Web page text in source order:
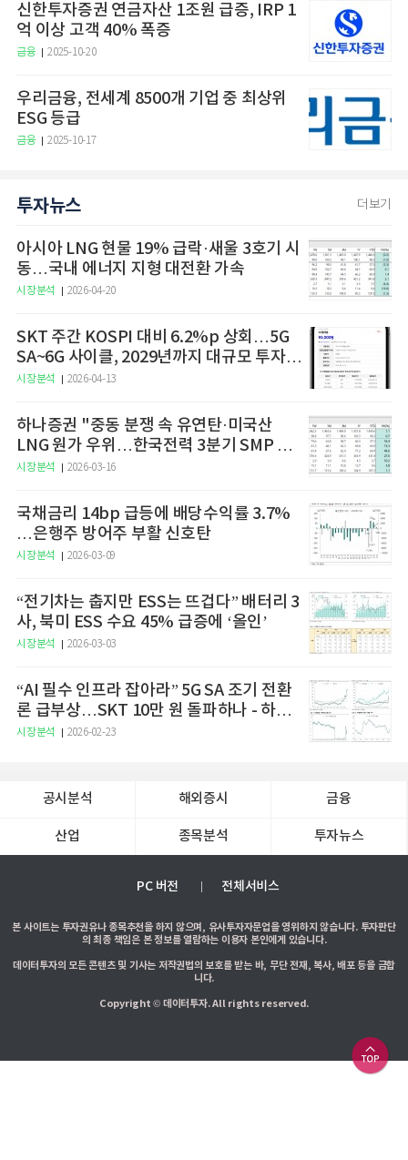
신한투자증권 연금자산 1조원 급증, IRP 1
억 이상 고객 40% 폭증
금융 2025-10-20
우리금융, 전세계 8500개 기업 중 최상위
ESG 등급
금융 2025-10-17
투자뉴스 더보기
아시아 LNG 현물 19% 급락·새울 3호기 시
동…국내 에너지 지형 대전환 가속
시장분석 2026-04-20
SKT 주간 KOSPI 대비 6.2%p 상회…5G
SA~6G 사이클, 2029년까지 대규모 투자
예고
시장분석 2026-04-13
하나증권 "중동 분쟁 속 유연탄·미국산
LNG 원가 우위…한국전력 3분기 SMP 상
승 전망"
시장분석 2026-03-16
국채금리 14bp 급등에 배당수익률 3.7%
…은행주 방어주 부활 신호탄
시장분석 2026-03-09
“전기차는 춥지만 ESS는 뜨겁다” 배터리 3
사, 북미 ESS 수요 45% 급증에 ‘올인’
시장분석 2026-03-03
“AI 필수 인프라 잡아라” 5G SA 조기 전환
론 급부상…SKT 10만 원 돌파하나 - 하나
증권
시장분석 2026-02-23
공시분석 해외증시 금융
산업 종목분석 투자뉴스
PC 버전 전체서비스
본 사이트는 투자권유나 종목추천을 하지 않으며, 유사투자자문업을 영위하지 않습니다. 투자판단
의 최종 책임은 본 정보를 열람하는 이용자 본인에게 있습니다.
데이터투자의 모든 콘텐츠 및 기사는 저작권법의 보호를 받는 바, 무단 전재, 복사, 배포 등을 금합
니다.
Copyright © 데이터투자. All rights reserved.